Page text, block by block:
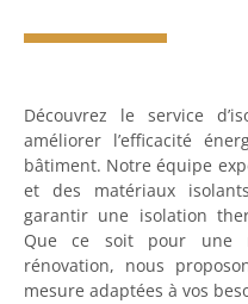
Découvrez le service
améliorer l’efficacité
bâtiment. Notre équipe
et des matériaux
garantir une isolation
Que ce soit pour une
rénovation, nous
mesure adaptées à vos